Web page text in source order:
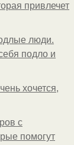
привлечет
люди.
подло и
хочется,
с
помогут